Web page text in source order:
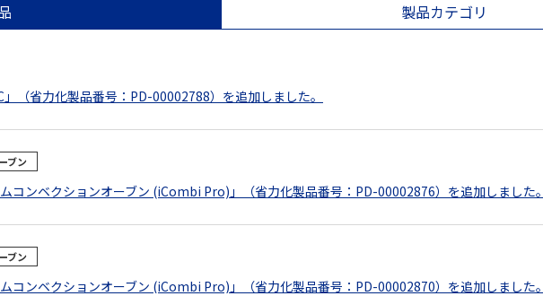
製品カテゴリ
（省力化製品番号：PD-00002788）を追加しました。
ブン
コンベクションオーブン (iCombi Pro)」（省力化製品番号：PD-00002876）を追加しました。
ブン
コンベクションオーブン (iCombi Pro)」（省力化製品番号：PD-00002870）を追加しました。